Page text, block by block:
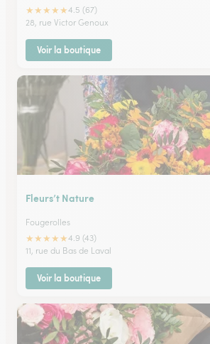
★★★★★4.5 (67)
28, rue Victor Genoux
Voir la boutique
Fleurs’t Nature
Fougerolles
★★★★★4.9 (43)
11, rue du Bas de Laval
Voir la boutique